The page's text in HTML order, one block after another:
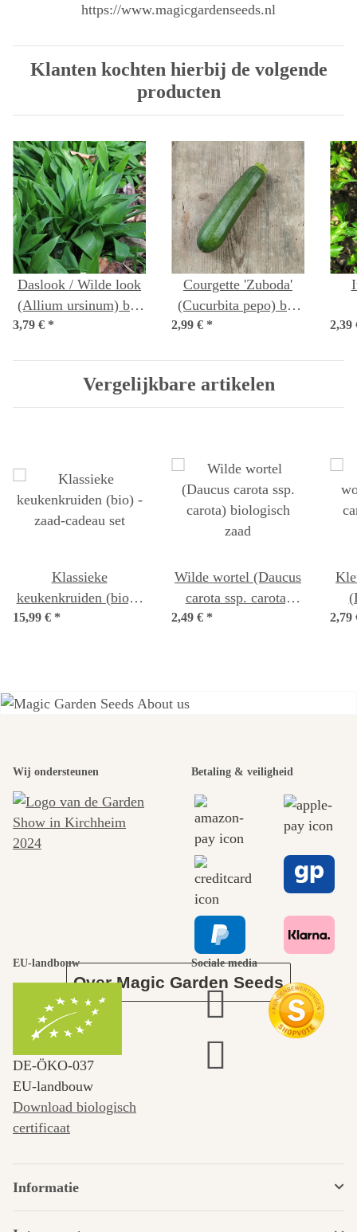
https://www.magicgardenseeds.nl
Klanten kochten hierbij de volgende
producten
Daslook / Wilde look
(Allium ursinum) bio
3,79 € *
Courgette 'Zuboda'
(Cucurbita pepo) bio
2,99 € * 2,39
Vergelijkbare artikelen
Klassieke
keukenkruiden (bio) -
zaad-cadeau set
15,99 € *
Wilde wortel (Daucus
carota ssp. carota)
biologisch zaad
2,49 € * 2,79
mooiste paden
naar onszelf
leidt door de
tuin.
Over Magic Garden Seeds
Wij ondersteunen Betaling & veiligheid
EU-landbouw
DE‑ÖKO‑037
EU-landbouw
Download biologisch
certificaat
Sociale media
Informatie